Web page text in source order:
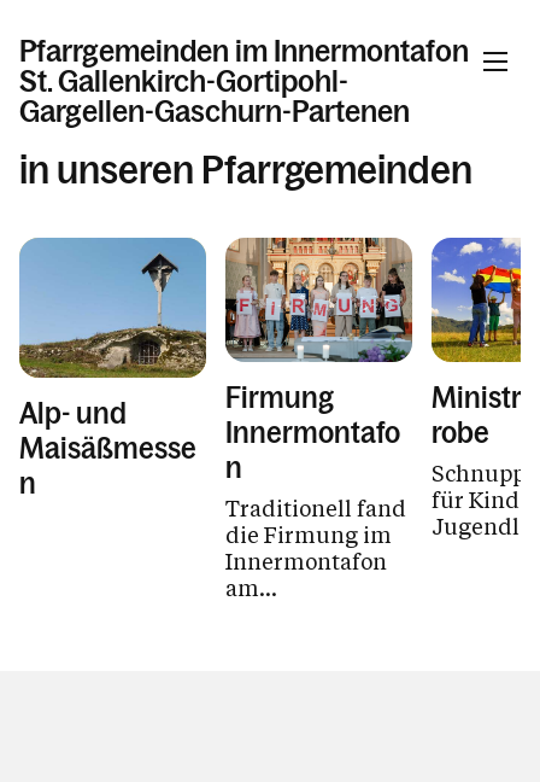
Pfarrgemeinden im Innermontafon
St. Gallenkirch-Gortipohl-
Gargellen-Gaschurn-Partenen
Aktuelles
Monatsgedenken
Gottesdienstordnung
Kirchen und Kapellen
Sakramente
Kinder, Jugend und Familie
in unseren Pfarrgemeinden
Alp- und
Maisäßmesse
n
Firmung
Innermontafo
n
Traditionell fand
die Firmung im
Innermontafon
am
robe
für